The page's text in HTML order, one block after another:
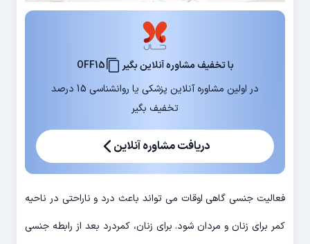
با تخفیف مشاوره آنلاین بگیر
OFF15
در اولین مشاوره آنلاین پزشکی یا روانشناسی 15 درصد
تخفیف بگیر
دریافت مشاوره آنلاین
فعالیت جنسی گاهی اوقات می تواند باعث درد و ناراحتی در ناحیه
کمر برای زنان و مردان شود. برای زنان، کمردرد بعد از رابطه جنسی